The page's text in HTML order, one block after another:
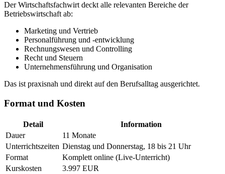
Der Wirtschaftsfachwirt deckt alle relevanten Bereiche der
Betriebswirtschaft ab:
Marketing und Vertrieb
Personalführung und -entwicklung
Rechnungswesen und Controlling
Recht und Steuern
Unternehmensführung und Organisation
Das ist praxisnah und direkt auf den Berufsalltag ausgerichtet.
Format und Kosten
Detail
Information
Dauer
11 Monate
Unterrichtszeiten Dienstag und Donnerstag, 18 bis 21 Uhr
Format
Komplett online (Live-Unterricht)
Kurskosten
3.997 EUR